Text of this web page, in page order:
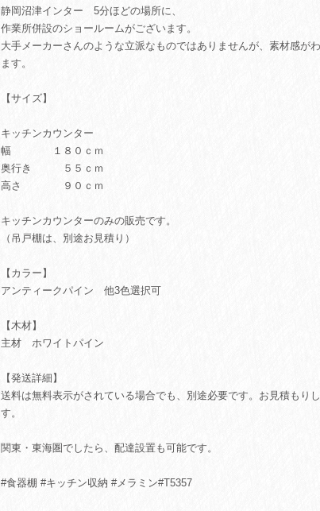
静岡沼津インター 5分ほどの場所に、
作業所併設のショールームがございます。
大手メーカーさんのような立派なものではありませんが、素材感が
ます。
【サイズ】
キッチンカウンター
幅 １８０ｃｍ
奥行き ５５ｃｍ
高さ ９０ｃｍ
キッチンカウンターのみの販売です。
（吊戸棚は、別途お見積り）
【カラー】
アンティークパイン 他3色選択可
【木材】
主材 ホワイトパイン
【発送詳細】
送料は無料表示がされている場合でも、別途必要です。お見積もり
す。
関東・東海圏でしたら、配達設置も可能です。
#食器棚 #キッチン収納 #メラミン#T5357